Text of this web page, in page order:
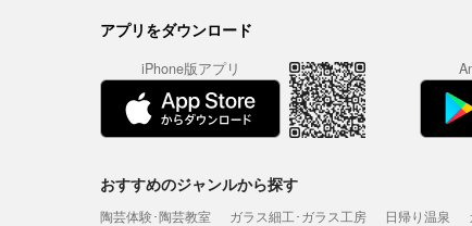
アプリをダウンロード
iPhone版アプリ
おすすめのジャンルから探す
陶芸体験･陶芸教室 ガラス細工･ガラス工房 日帰り温泉